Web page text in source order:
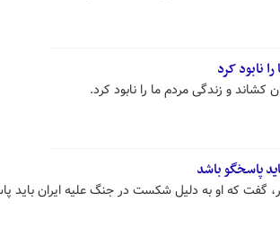
نابود کرد
کشاند و زندگی مردم ما را نابود کرد.
پاسخگو باشد
گفت که او به دلیل شکست در جنگ علیه ایران باید